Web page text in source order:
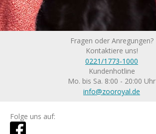
Fragen oder Anregungen?
Kontaktiere uns!
0221/1773-1000
Kundenhotline
Mo. bis Sa. 8:00 - 20:00 Uhr
info@zooroyal.de
Folge uns auf: